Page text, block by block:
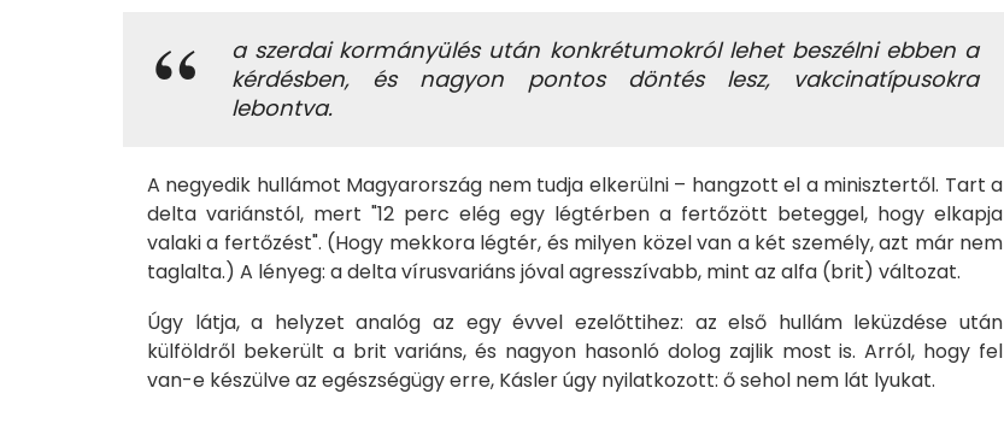
a szerdai kormányülés után konkrétumokról lehet beszélni ebben a
kérdésben, és nagyon pontos döntés lesz, vakcinatípusokra
lebontva.
A negyedik hullámot Magyarország nem tudja elkerülni – hangzott el a minisztertől. Tart a
delta variánstól, mert "12 perc elég egy légtérben a fertőzött beteggel, hogy elkapja
valaki a fertőzést". (Hogy mekkora légtér, és milyen közel van a két személy, azt már nem
taglalta.) A lényeg: a delta vírusvariáns jóval agresszívabb, mint az alfa (brit) változat.
Úgy látja, a helyzet analóg az egy évvel ezelőttihez: az első hullám leküzdése után
külföldről bekerült a brit variáns, és nagyon hasonló dolog zajlik most is. Arról, hogy fel
van-e készülve az egészségügy erre, Kásler úgy nyilatkozott: ő sehol nem lát lyukat.